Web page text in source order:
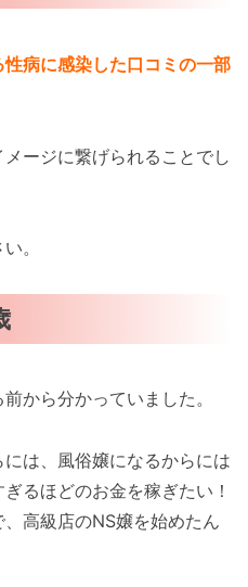
病に感染した口コミの一部
ージに繋げられることでし
。
から分かっていました。
は、風俗嬢になるからには
るほどのお金を稼ぎたい！
高級店のNS嬢を始めたん